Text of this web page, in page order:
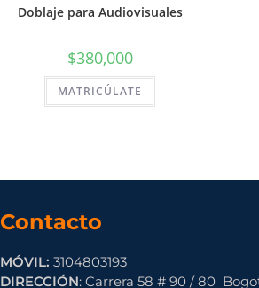
Doblaje para Audiovisuales
$380,000
MATRICÚLATE
Contacto
MÓVIL: 3104803193
DIRECCIÓN: Carrera 58 # 90 / 80